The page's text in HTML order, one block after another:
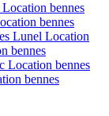
Location bennes
bennes
Lunel Location
bennes
Location bennes
bennes